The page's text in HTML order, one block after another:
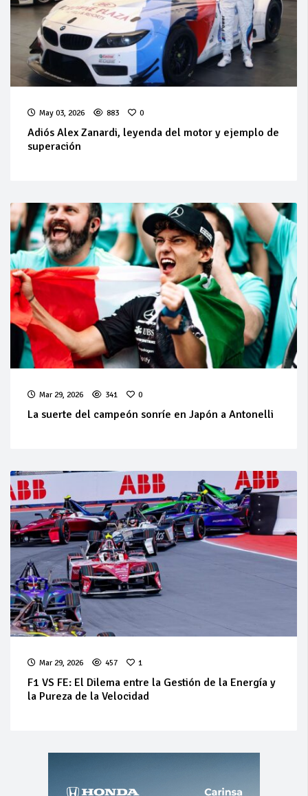
May 03, 2026 883 0
Adiós Alex Zanardi, leyenda del motor y ejemplo de
superación
Mar 29, 2026 341 0
La suerte del campeón sonríe en Japón a Antonelli
Mar 29, 2026 457 1
F1 VS FE: El Dilema entre la Gestión de la Energía y
la Pureza de la Velocidad